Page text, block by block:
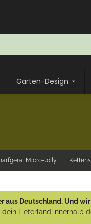
Garten-Design
Micro-Jolly
aus Deutschland. Und
Lieferland innerhalb